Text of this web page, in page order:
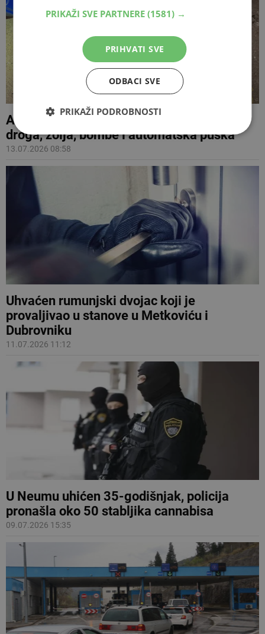
Akcija 'Olimp' u Sarajevu: Zaplijenjeni
droga, zolja, bombe i automatska puška
13.07.2026 08:58
Uhvaćen rumunjski dvojac koji je
provaljivao u stanove u Metkoviću i
Dubrovniku
11.07.2026 11:12
U Neumu uhićen 35-godišnjak, policija
pronašla oko 50 stabljika cannabisa
09.07.2026 15:35
PRIKAŽI SVE PARTNERE (1581) →
PRIHVATI SVE
ODBACI SVE
PRIKAŽI PODROBNOSTI